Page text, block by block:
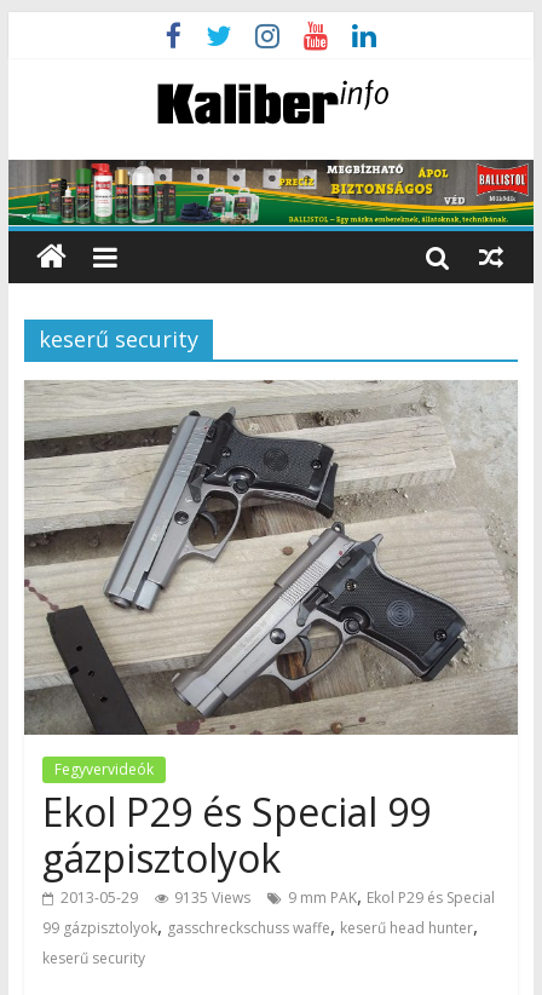
keserű security
Fegyvervideók
Ekol P29 és Special 99
gázpisztolyok
2013-05-29 9135 Views 9 mm PAK, Ekol P29 és Special
99 gázpisztolyok, gasschreckschuss waffe, keserű head hunter,
keserű security